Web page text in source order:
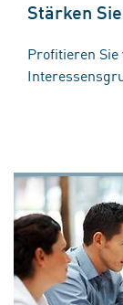
Stärken
Profitieren